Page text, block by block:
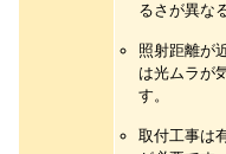
るさが異な
照射距離が
は光ムラが
す。
取付工事は